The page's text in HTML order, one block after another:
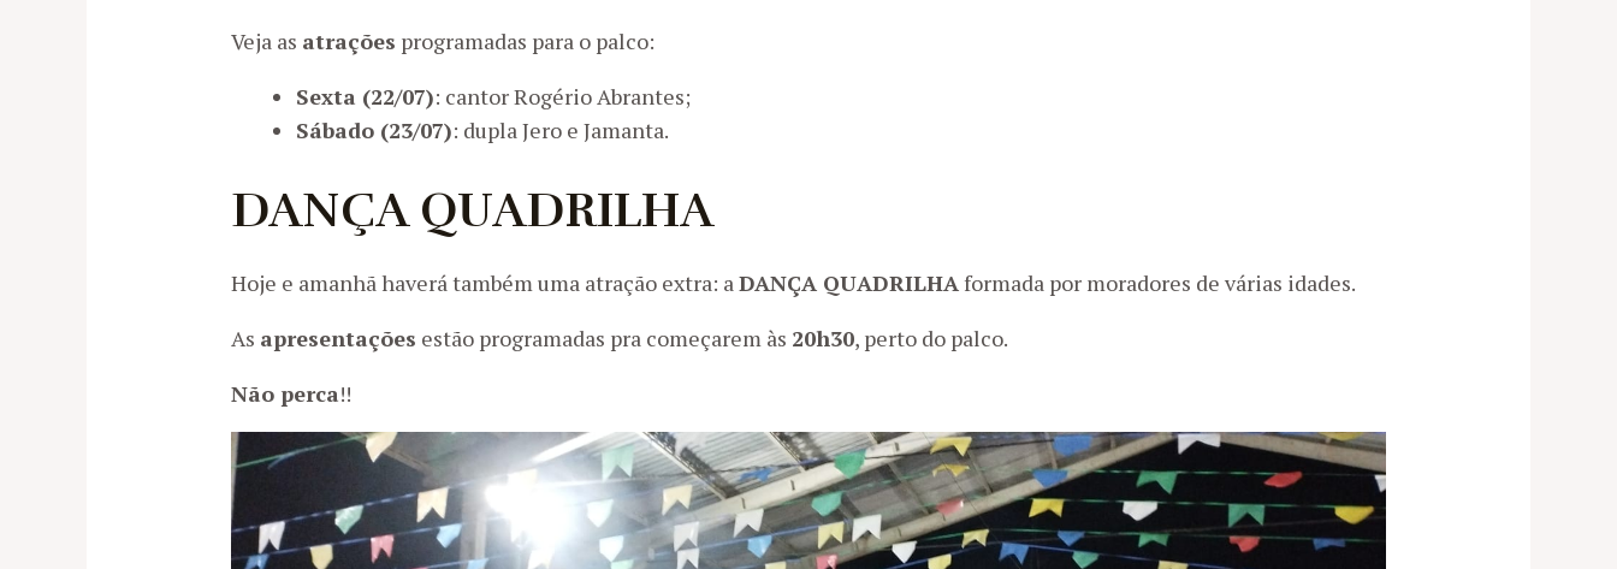
Veja as atrações programadas para o palco:
Sexta (22/07): cantor Rogério Abrantes;
Sábado (23/07): dupla Jero e Jamanta.
DANÇA QUADRILHA
Hoje e amanhã haverá também uma atração extra: aDANÇA QUADRILHAformada por moradores de várias idades.
As apresentações estão programadas pra começarem às 20h30, perto do palco.
Não perca!!